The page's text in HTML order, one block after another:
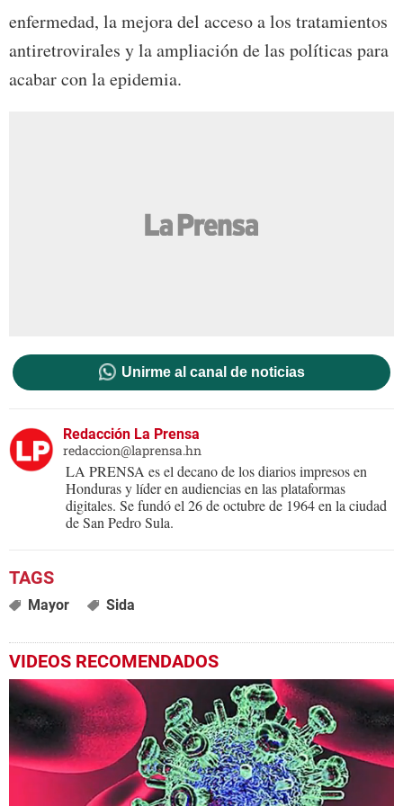
enfermedad, la mejora del acceso a los tratamientos
antiretrovirales y la ampliación de las políticas para
acabar con la epidemia.
Unirme al canal de noticias
Redacción La Prensa
redaccion@laprensa.hn
LA PRENSA es el decano de los diarios impresos en
Honduras y líder en audiencias en las plataformas
digitales. Se fundó el 26 de octubre de 1964 en la ciudad
de San Pedro Sula.
Mayor Sida
VIDEOS RECOMENDADOS